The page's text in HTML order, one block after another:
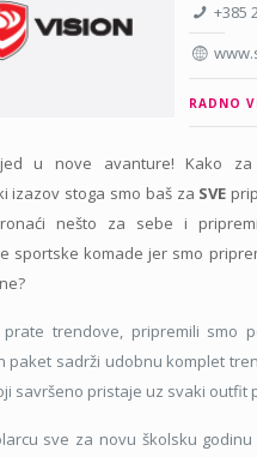
+385
RADNO
u nove avanture! Kako
izazov stoga smo baš za SVE
nešto za sebe i
sportske komade jer smo
trendove, pripremili smo
paket sadrži udobnu komplet
savršeno pristaje uz svaki outfit
sve za novu školsku